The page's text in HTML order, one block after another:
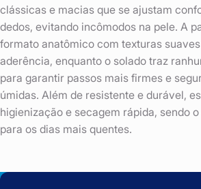
clássicas e macias que se ajustam
dedos, evitando incômodos na pele. A
formato anatômico com texturas
aderência, enquanto o solado traz
para garantir passos mais firmes e
úmidas. Além de resistente e durável,
higienização e secagem rápida, sendo
para os dias mais quentes.